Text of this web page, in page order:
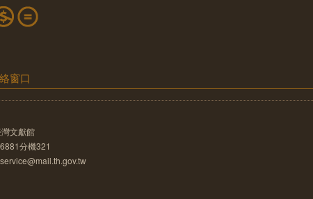
窗口
文獻館
分機321